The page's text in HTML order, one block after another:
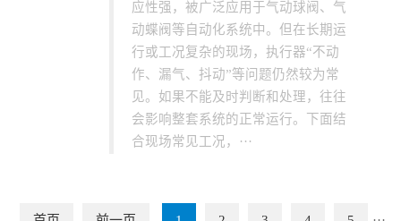
应性强，被广泛应用于气动球阀、气
动蝶阀等自动化系统中。但在长期运
行或工况复杂的现场，执行器“不动
作、漏气、抖动”等问题仍然较为常
见。如果不能及时判断和处理，往往
会影响整套系统的正常运行。下面结
合现场常见工况，···